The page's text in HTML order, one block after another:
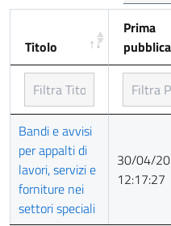
Titolo
Prima
Titolo
Bandi e avvisi
per appalti di
lavori, servizi e
forniture nei
settori speciali
30/04/
12:17:27